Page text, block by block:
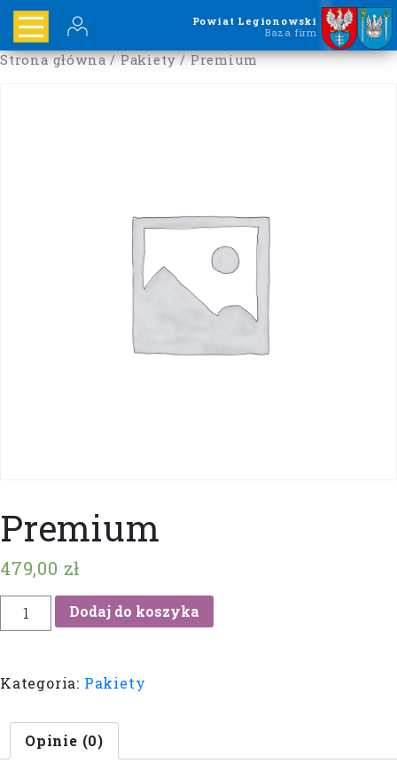
Powiat Legionowski
Baza firm
Strona główna/Pakiety/ Premium
Premium
479,00 zł
ilość
Premium
Dodaj do koszyka
Kategoria: Pakiety
Opinie (0)